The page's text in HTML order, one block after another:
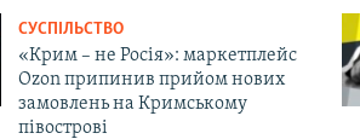
СУСПІЛЬСТВО
«Крим – не Росія»: маркетплейс
Ozon припинив прийом нових
замовлень на Кримському
півострові